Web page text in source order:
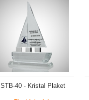
STB-40 - Kristal Plaket